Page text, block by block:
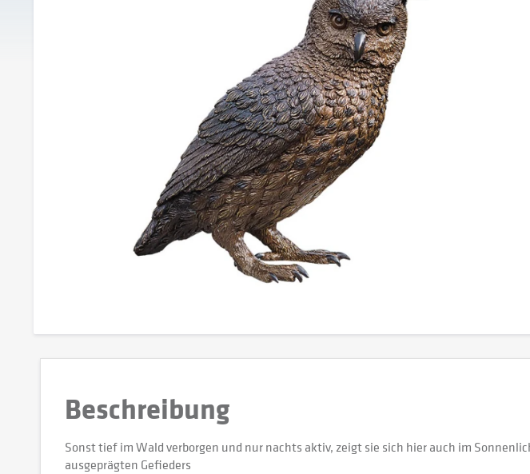
Beschreibung
Sonst tief im Wald verborgen und nur nachts aktiv, zeigt sie sich hier auch im
ausgeprägten Gefieders